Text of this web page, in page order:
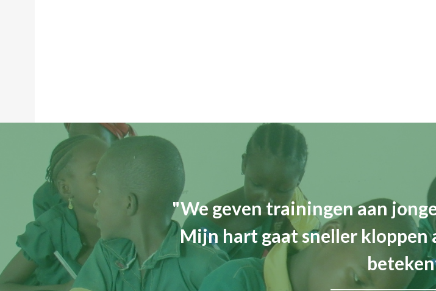
"We geven trainingen aan
Mijn hart gaat sneller kloppen